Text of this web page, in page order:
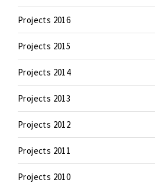
Projects 2016
Projects 2015
Projects 2014
Projects 2013
Projects 2012
Projects 2011
Projects 2010